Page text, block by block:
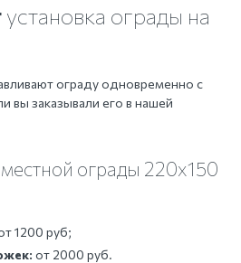
установка ограды на
ограду одновременно с
вы заказывали его в нашей
ограды 220х150
1200 руб;
от 2000 руб.